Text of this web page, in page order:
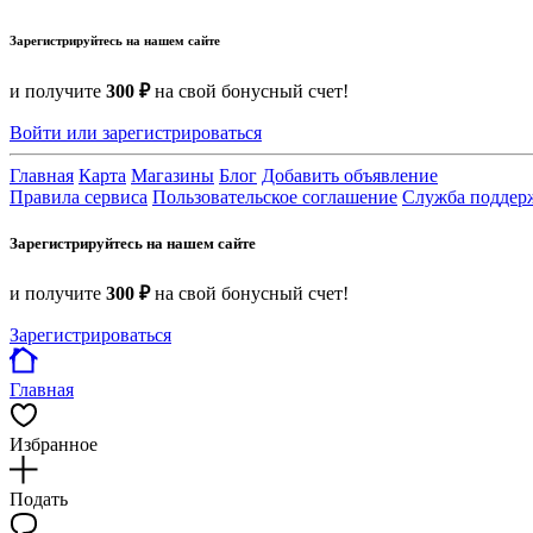
Зарегистрируйтесь на нашем сайте
и получите 300 ₽на свой бонусный счет!
Войти или зарегистрироваться
Главная Карта Магазины Блог Добавить объявление
Правила сервиса Пользовательское соглашение Служба
Зарегистрируйтесь на нашем сайте
и получите 300 ₽на свой бонусный счет!
Зарегистрироваться
Главная
Избранное
Подать